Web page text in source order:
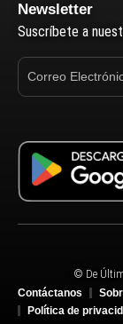
Newsletter
Suscríbete a
© De
Contáctanos
Política de